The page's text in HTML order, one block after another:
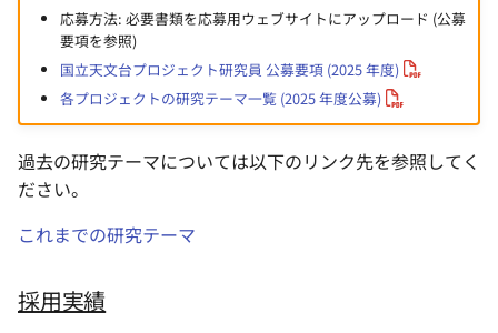
応募方法: 必要書類を応募用ウェブサイトにアップロード (公募
要項を参照)
国立天文台プロジェクト研究員 公募要項 (2025 年度)
各プロジェクトの研究テーマ一覧 (2025 年度公募)
過去の研究テーマについては以下のリンク先を参照してく
ださい。
これまでの研究テーマ
採用実績